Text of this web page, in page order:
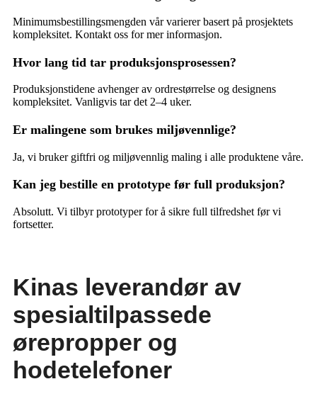
Minimumsbestillingsmengden vår varierer basert på prosjektets
kompleksitet. Kontakt oss for mer informasjon.
Hvor lang tid tar produksjonsprosessen?
Produksjonstidene avhenger av ordrestørrelse og designens
kompleksitet. Vanligvis tar det 2–4 uker.
Er malingene som brukes miljøvennlige?
Ja, vi bruker giftfri og miljøvennlig maling i alle produktene våre.
Kan jeg bestille en prototype før full produksjon?
Absolutt. Vi tilbyr prototyper for å sikre full tilfredshet før vi
fortsetter.
Kinas leverandør av
spesialtilpassede
ørepropper og
hodetelefoner